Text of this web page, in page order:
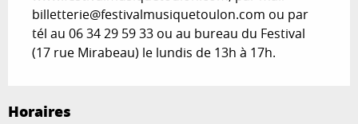
billetterie@festivalmusiquetoulon.com ou par
tél au 06 34 29 59 33 ou au bureau du Festival
(17 rue Mirabeau) le lundis de 13h à 17h.
Horaires